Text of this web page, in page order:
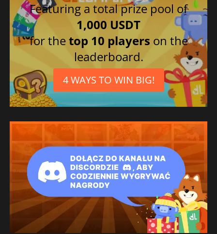
Featuring a total prize pool of
1,000 USDT
for thetop 10 players on the
leaderboard.
4 WAYS TO WIN BIG!